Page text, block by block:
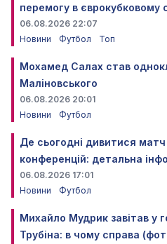
перемогу в єврокубковому
06.08.2026 22:07
Новини
Футбол Топ
Мохамед Салах став
Маліновського
06.08.2026 20:01
Новини
Футбол
Де сьогодні дивитися матч
конференцій: детальна
06.08.2026 17:01
Новини
Футбол
Михайло Мудрик завітав у
Трубіна: в чому справа